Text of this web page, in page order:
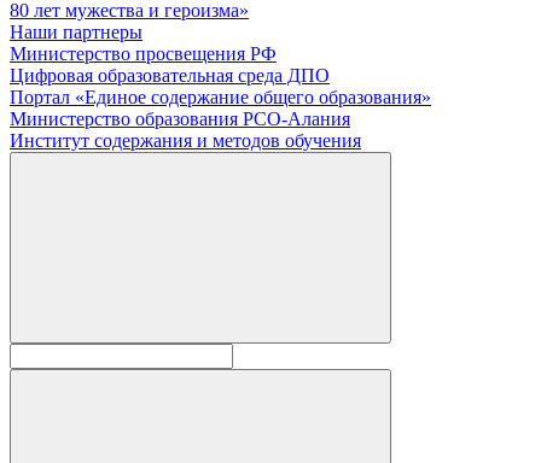
80 лет мужества и героизма»
Наши партнеры
Министерство просвещения РФ
Цифровая образовательная среда ДПО
Портал «Единое содержание общего образования»
Министерство образования РСО-Алания
Институт содержания и методов обучения